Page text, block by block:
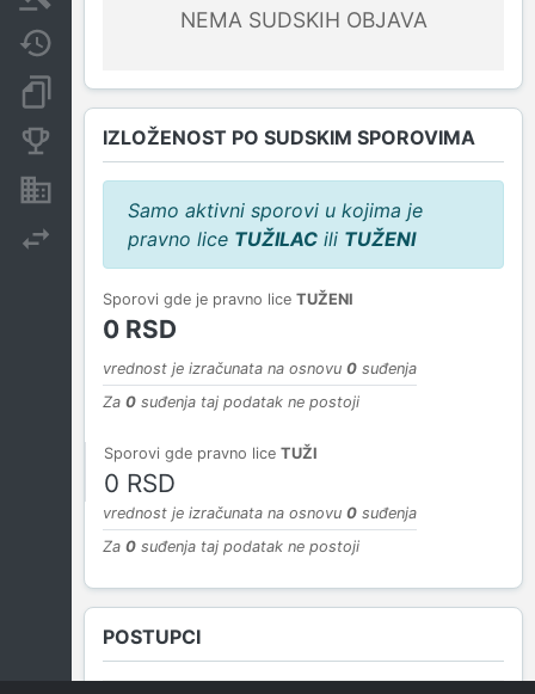
Dokumenti i objave
Konkurentske kompanije
Nekretnine i imovina
NEMA SUDSKIH OBJAVA
IZLOŽENOST PO SUDSKIM SPOROVIMA
Samo aktivni sporovi u kojima je
pravno lice TUŽILAC ili TUŽENI
Sporovi gde je pravno lice TUŽENI
0 RSD
vrednost je izračunata na osnovu 0 suđenja
Za 0 suđenja taj podatak ne postoji
Sporovi gde pravno lice TUŽI
0 RSD
vrednost je izračunata na osnovu 0 suđenja
Za 0 suđenja taj podatak ne postoji
POSTUPCI